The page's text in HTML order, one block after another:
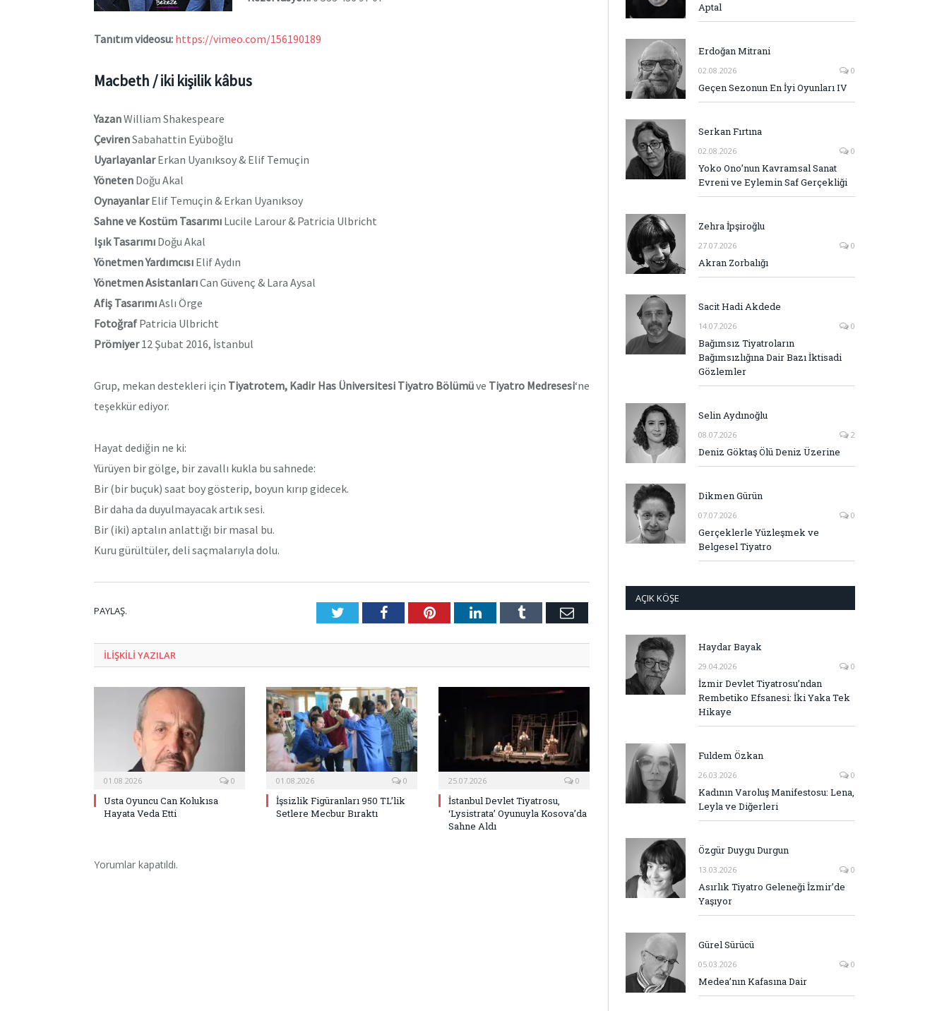
Tanıtım videosu: https://vimeo.com/156190189
Macbeth / iki kişilik kâbus
YazanWilliam Shakespeare
ÇevirenSabahattin Eyüboğlu
UyarlayanlarErkan Uyanıksoy & Elif Temuçin
Yöneten Doğu Akal
OynayanlarElif Temuçin & Erkan Uyanıksoy
Sahne ve Kostüm Tasarımı Lucile Larour & Patricia Ulbricht
Işık Tasarımı Doğu Akal
Yönetmen Yardımcısı Elif Aydın
Yönetmen AsistanlarıCan Güvenç & Lara Aysal
Afiş TasarımıAslı Örge
Fotoğraf Patricia Ulbricht
Prömiyer12 Şubat 2016, İstanbul
Grup, mekan destekleri için Tiyatrotem, Kadir Has Üniversitesi Tiyatro Bölümüve Tiyatro Medresesi‘ne
teşekkür ediyor.
Hayat dediğin ne ki:
Yürüyen bir gölge, bir zavallı kukla bu sahnede:
Bir (bir buçuk) saat boy gösterip, boyun kırıp gidecek.
Bir daha da duyulmayacak artık sesi.
Bir (iki) aptalın anlattığı bir masal bu.
Kuru gürültüler, deli saçmalarıyla dolu.
PAYLAŞ. TwitterFacebookPinterestLinkedInTumblr E-
ILIŞKILI YAZILAR
01.08.2026 0
Usta Oyuncu Can Kolukısa
Hayata Veda Etti
01.08.2026 0
İşsizlik Figüranları 950 TL’lik
Setlere Mecbur Bıraktı
25.07.2026 0
İstanbul Devlet Tiyatrosu,
‘Lysistrata’ Oyunuyla Kosova’da
Sahne Aldı
Yorumlar kapatıldı.
Aptal
Erdoğan Mitrani
02.08.2026 0
Geçen Sezonun En İyi Oyunları IV
Serkan Fırtına
02.08.2026 0
Yoko Ono’nun Kavramsal Sanat
Evreni ve Eylemin Saf Gerçekliği
Zehra İpşiroğlu
27.07.2026 0
Akran Zorbalığı
Sacit Hadi Akdede
14.07.2026 0
Bağımsız Tiyatroların
Bağımsızlığına Dair Bazı İktisadi
Gözlemler
Selin Aydınoğlu
08.07.2026 2
Deniz Göktaş Ölü Deniz Üzerine
Dikmen Gürün
07.07.2026 0
Gerçeklerle Yüzleşmek ve
Belgesel Tiyatro
AÇIK KÖŞE
Haydar Bayak
29.04.2026 0
İzmir Devlet Tiyatrosu’ndan
Rembetiko Efsanesi: İki Yaka Tek
Hikaye
Fuldem Özkan
26.03.2026 0
Kadının Varoluş Manifestosu: Lena,
Leyla ve Diğerleri
Özgür Duygu Durgun
13.03.2026 0
Asırlık Tiyatro Geleneği İzmir’de
Yaşıyor
Gürel Sürücü
05.03.2026 0
Medea’nın Kafasına Dair